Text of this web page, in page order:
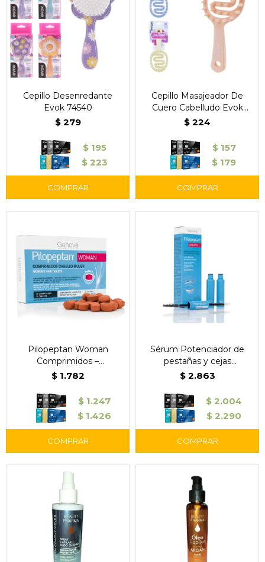
Cepillo Desenredante
Evok 74540
$ 279
$ 195
$ 223
Cepillo Masajeador De
Cuero Cabelludo Evok
Hsb-02
$ 224
$ 157
$ 179
Pilopeptan Woman
Comprimidos –
Suplemento Anticaída
$ 1.782
$ 1.247
$ 1.426
Sérum Potenciador de
pestañas y cejas
Pilopeptan Woman
$ 2.863
$ 2.004
$ 2.290